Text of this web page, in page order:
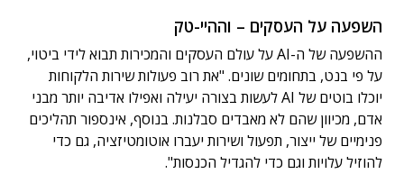
השפעה על העסקים – וההיי-טק
ההשפעה של ה-AI על עולם העסקים והמכירות תבוא לידי ביטוי,
על פי בנט, בתחומים שונים. "את רוב פעולות שירות הלקוחות
יוכלו בוטים של AI לעשות בצורה יעילה ואפילו אדיבה יותר מבני
אדם, מכיוון שהם לא מאבדים סבלנות. בנוסף, אינספור תהליכים
פנימיים של ייצור, תפעול ושירות יעברו אוטומטיזציה, גם כדי
להוזיל עלויות וגם כדי להגדיל הכנסות".